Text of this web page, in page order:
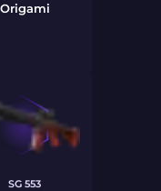
Origami
SG 553